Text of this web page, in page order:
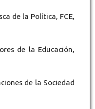
de la Política, FCE,
de la Educación,
de la Sociedad